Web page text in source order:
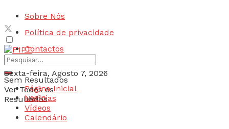
Sobre Nós
Política de privacidade
Contactos
Sexta-feira, Agosto 7, 2026
Login
Sem Resultados
Ver Todos os
Resultados
Página Inicial
Notícias
Vídeos
Calendário